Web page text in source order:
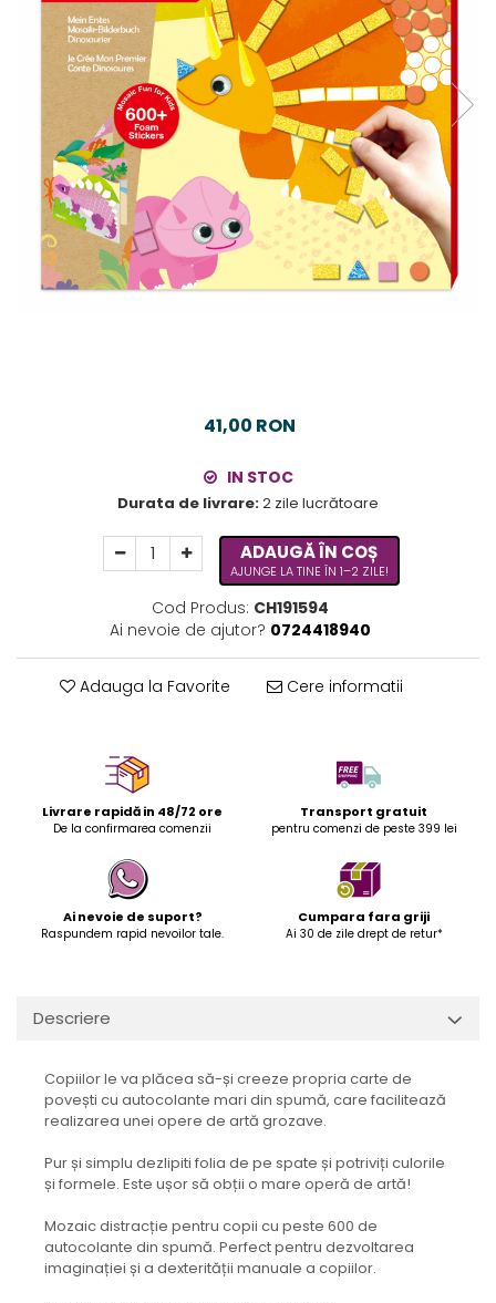
41,00 RON
IN STOC
Durata de livrare:2 zile lucrătoare
ADAUGĂ ÎN COȘ
AJUNGE LA TINE ÎN 1–2 ZILE!
Cod Produs: CH191594
Ai nevoie de ajutor? 0724418940
Adauga la Favorite Cere informatii
Livrare rapidă in 48/72 ore
De la confirmarea comenzii
Transport gratuit
pentru comenzi de peste 399 lei
Ai nevoie de suport?
Raspundem rapid nevoilor tale.
Cumpara fara griji
Ai 30 de zile drept de retur*
Descriere
Copiilor le va plăcea să-și creeze propria carte de
povești cu autocolante mari din spumă, care facilitează
realizarea unei opere de artă grozave.
Pur și simplu dezlipiti folia de pe spate și potriviți culorile
și formele. Este ușor să obții o mare operă de artă!
Mozaic distracție pentru copii cu peste 600 de
autocolante din spumă. Perfect pentru dezvoltarea
imaginației și a dexterității manuale a copiilor.